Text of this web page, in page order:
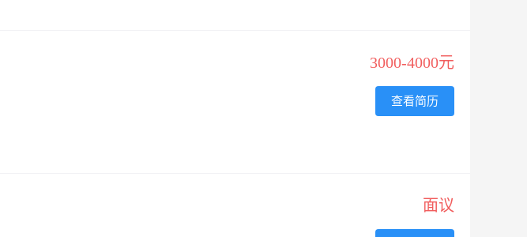
3000-4000元
查看简历
面议